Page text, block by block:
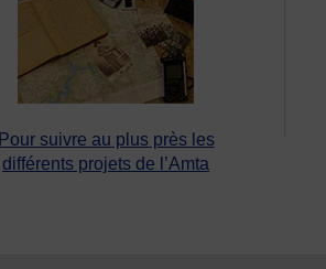
Pour suivre au plus près les
différents projets de l’Amta